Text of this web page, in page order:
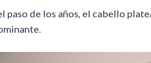
paso de los años, el cabello